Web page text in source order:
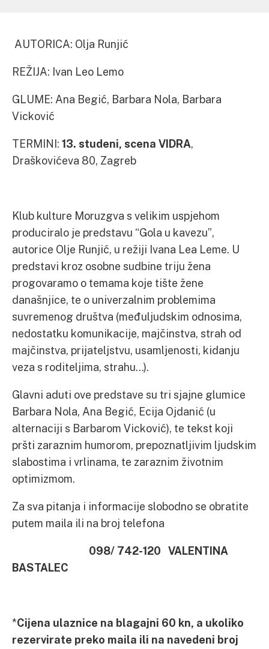
AUTORICA: Olja Runjić
REŽIJA: Ivan Leo Lemo
GLUME: Ana Begić, Barbara Nola, Barbara
Vicković
TERMINI: 13. studeni, scena VIDRA,
Draškovićeva 80, Zagreb
Klub kulture Moruzgva s velikim uspjehom
produciralo je predstavu “Gola u kavezu”,
autorice Olje Runjić, u režiji Ivana Lea Leme. U
predstavi kroz osobne sudbine triju žena
progovaramo o temama koje tište žene
današnjice, te o univerzalnim problemima
suvremenog društva (međuljudskim odnosima,
nedostatku komunikacije, majčinstva, strah od
majčinstva, prijateljstvu, usamljenosti, kidanju
veza s roditeljima, strahu…).
Glavni aduti ove predstave su tri sjajne glumice
Barbara Nola, Ana Begić, Ecija Ojdanić (u
alternaciji s Barbarom Vicković), te tekst koji
pršti zaraznim humorom, prepoznatljivim ljudskim
slabostima i vrlinama, te zaraznim životnim
optimizmom.
Za sva pitanja i informacije slobodno se obratite
putem maila ili na broj telefona
098/ 742-120 VALENTINA
BASTALEC
*Cijena ulaznice na blagajni 60 kn, a ukoliko
rezervirate preko maila ili na navedeni broj